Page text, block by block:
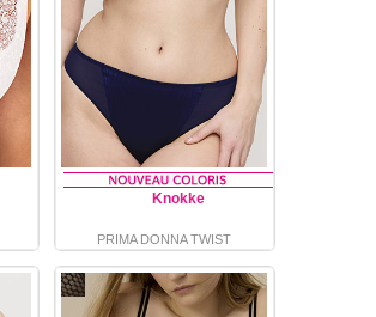
Knokke
PRIMA DONNA TWIST